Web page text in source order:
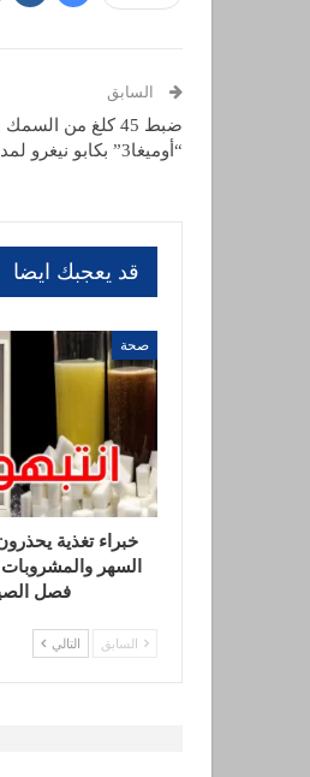
السابق
ضبط 45 كلغ من
“أوميغا3” بكابو نيغرو لمدة أسبوع
قد يعجبك ايضا
صحة
خبراء تغذية
السهر
فصل
السابق التالي